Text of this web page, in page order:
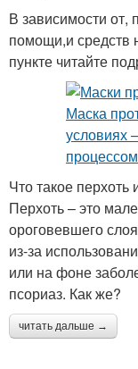
В зависимости
помощи,и средств
пункте читайте
Что такое перхоть
Перхоть – это
ороговевшего
из-за
или на фоне
псориаз. Как же?
читать дальше →